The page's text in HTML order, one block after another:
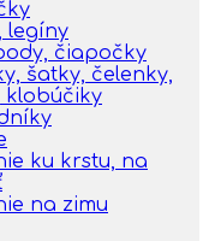
legíny
čiapočky
šatky, čelenky,
klobúčiky
ku krstu, na
na zimu